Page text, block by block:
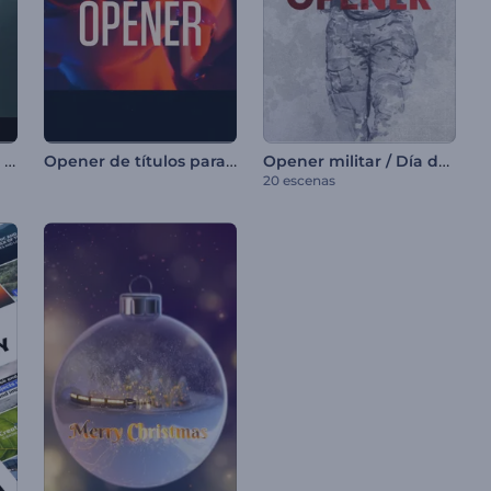
Opener con títulos de terror Opener de títulos para pisar fuerte Opener militar / Día de la victoria
20 escenas